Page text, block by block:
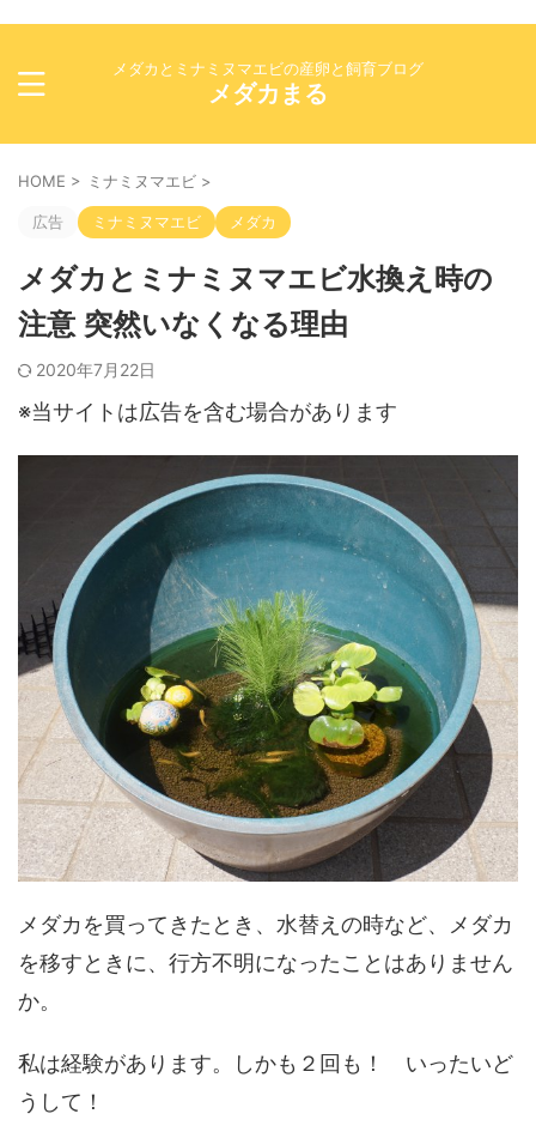
メダカとミナミヌマエビの産卵と飼育ブログ
メダカまる
HOME > ミナミヌマエビ >
広告 ミナミヌマエビ メダカ
メダカとミナミヌマエビ水換え時の
注意 突然いなくなる理由
2020年7月22日
※当サイトは広告を含む場合があります
メダカを買ってきたとき、水替えの時など、メダカ
を移すときに、行方不明になったことはありません
か。
私は経験があります。しかも２回も！ いったいど
うして！